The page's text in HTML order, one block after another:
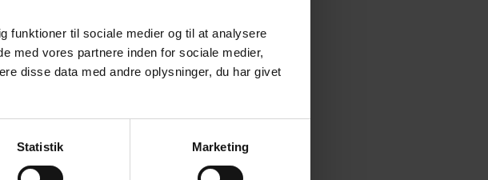
funktioner til sociale medier og til at analysere
med vores partnere inden for sociale medier,
disse data med andre oplysninger, du har givet
Statistik Marketing